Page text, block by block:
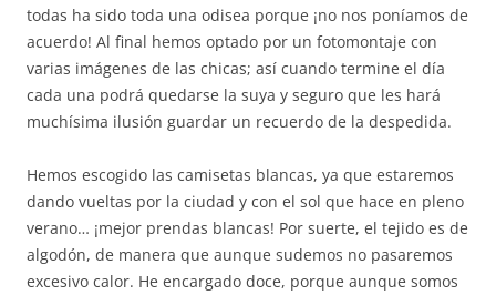
todas ha sido toda una odisea porque ¡no nos poníamos de
acuerdo! Al final hemos optado por un fotomontaje con
varias imágenes de las chicas; así cuando termine el día
cada una podrá quedarse la suya y seguro que les hará
muchísima ilusión guardar un recuerdo de la despedida.
Hemos escogido las camisetas blancas, ya que estaremos
dando vueltas por la ciudad y con el sol que hace en pleno
verano… ¡mejor prendas blancas! Por suerte, el tejido es de
algodón, de manera que aunque sudemos no pasaremos
excesivo calor. He encargado doce, porque aunque somos